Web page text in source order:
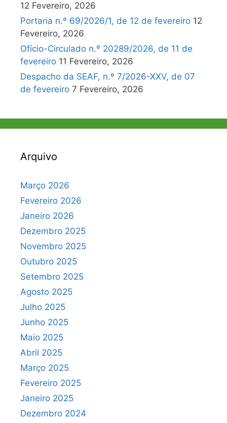
12 Fevereiro, 2026
Portaria n.º 69/2026/1, de 12 de fevereiro 12
Fevereiro, 2026
Ofício-Circulado n.º 20289/2026, de 11 de
fevereiro 11 Fevereiro, 2026
Despacho da SEAF, n.º 7/2026-XXV, de 07
de fevereiro 7 Fevereiro, 2026
Arquivo
Março 2026
Fevereiro 2026
Janeiro 2026
Dezembro 2025
Novembro 2025
Outubro 2025
Setembro 2025
Agosto 2025
Julho 2025
Junho 2025
Maio 2025
Abril 2025
Março 2025
Fevereiro 2025
Janeiro 2025
Dezembro 2024